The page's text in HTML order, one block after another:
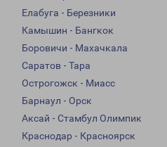
Елабуга - Березники
Камышин - Бангкок
Боровичи - Махачкала
Саратов - Тара
Острогожск - Миасс
Барнаул - Орск
Аксай - Стамбул Олимпик
Краснодар - Красноярск